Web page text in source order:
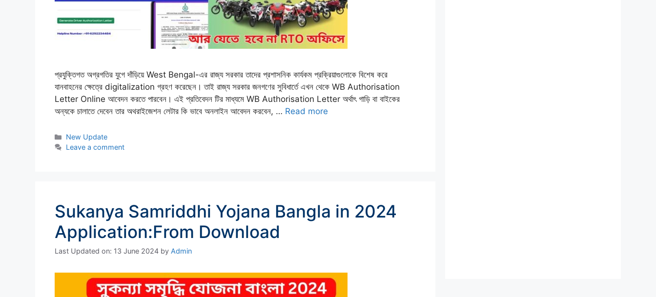
প্রযুক্তিগত অগ্রগতির যুগে দাঁড়িয়ে West Bengal-এর রাজ্য সরকার তাদের প্রশাসনিক কার্যকম প্রক্রিয়াগুলোকে বিশেষ করে
যানবাহনের ক্ষেত্রে digitalization গ্রহণ করেছেন। তাই রাজ্য সরকার জনগণের সুবিধার্তে এখন থেকে WB Authorisation
Letter Online আবেদন করতে পারবেন। এই প্রতিবেদন টির মাধ্যমে WB Authorisation Letter অর্থাৎ গাড়ি বা বাইকের
অন্যকে চালাতে দেবেন তার অথরাইজেশন লেটার কি ভাবে অনলাইন আবেদন করবেন, … Read more
Categories
New Update
Leave a comment
Sukanya Samriddhi Yojana Bangla in 2024
Application:From Download
Last Updated on: 13 June 2024 by Admin